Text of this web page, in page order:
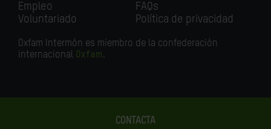
Empleo
Voluntariado
FAQs
Política de privacidad
Oxfam Intermón es miembro de la confederación
internacional Oxfam.
CONTACTA